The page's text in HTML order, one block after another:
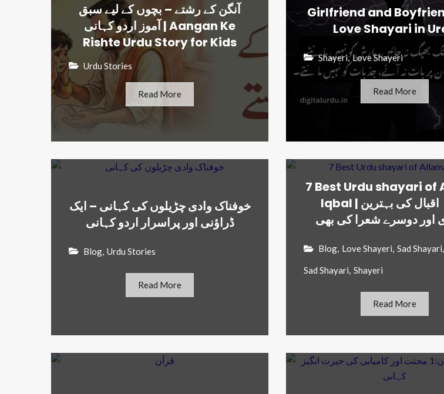
آنگن کے رشتے – بچوں کے لیے سبق
آموز اردو کہانی | Aangan Ke
Rishte Urdu Story for Kids
Urdu Stories
Read More
Girlfriend and
Love Shayari in
Shayeri, Love Shayeri
Read More
خوفناک وادی چڑیلوں کی کہانی – ایک
ڈراؤنی اور پراسرار اردو کہانی
Blog Urdu Stories
Read More
7 Best Urdu shayari of
Iqbal | علامہ اقبال کی بہترین
اور دوسرے شعرا کی بھی
Blog, Love Shayeri, Sad Shayari,
Sad Shayari, Shayeri
Read More